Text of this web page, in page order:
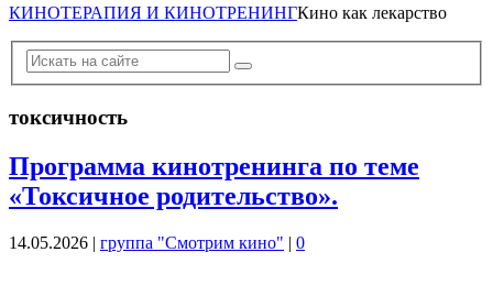
КИНОТЕРАПИЯ И КИНОТРЕНИНГКино как лекарство
токсичность
Программа кинотренинга по теме
«Токсичное родительство».
14.05.2026 | группа "Смотрим кино" | 0